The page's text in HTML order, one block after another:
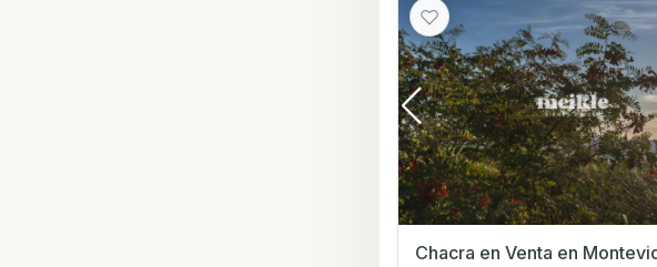
Chacra en Venta en Montevideo,